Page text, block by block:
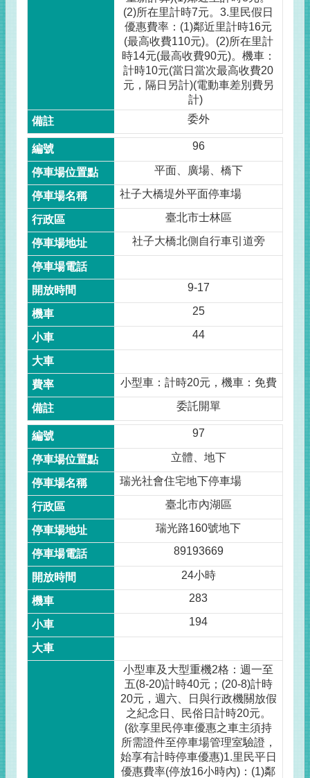
(2)所在里計時7元。3.里民假日
優惠費率：(1)鄰近里計時16元
(最高收費110元)。(2)所在里計
時14元(最高收費90元)。機車：
計時10元(當日當次最高收費20
元，隔日另計)(電動車差別費另
計)
委外
96
平面、廣場、橋下
社子大橋堤外平面停車場
臺北市士林區
社子大橋北側自行車引道旁
9-17
25
44
小型車：計時20元，機車：免費
委託開單
97
立體、地下
瑞光社會住宅地下停車場
臺北市內湖區
瑞光路160號地下
89193669
24小時
283
194
小型車及大型重機2格：週一至
五(8-20)計時40元；(20-8)計時
20元，週六、日與行政機關放假
之紀念日、民俗日計時20元。
(欲享里民停車優惠之車主須持
所需證件至停車場管理室驗證，
始享有計時停車優惠)1.里民平日
優惠費率(停放16小時內)：(1)鄰